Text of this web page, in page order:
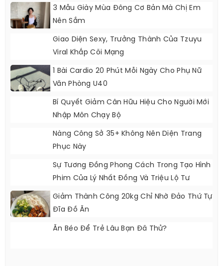
3 Mẫu Giày Mùa Đông Cơ Bản Mà Chị Em
Nên Sắm
Giao Diện Sexy, Trưởng Thành Của Tzuyu
Viral Khắp Cõi Mạng
1 Bài Cardio 20 Phút Mỗi Ngày Cho Phụ Nữ
Văn Phòng U40
Bí Quyết Giảm Cân Hữu Hiệu Cho Người Mới
Nhập Môn Chạy Bộ
Nàng Công Sở 35+ Không Nên Diện Trang
Phục Này
Sự Tương Đồng Phong Cách Trong Tạo Hình
Phim Của Lý Nhất Đồng Và Triệu Lộ Tư
Giảm Thành Công 20kg Chỉ Nhờ Đảo Thứ Tự
Đĩa Đồ Ăn
Ăn Béo Để Trẻ Lâu Bạn Đã Thử?